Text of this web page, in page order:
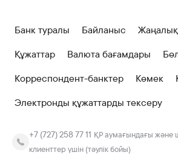
Банк туралы Байланыс
Құжаттар
Валюта бағамдары
Корреспондент-банктер
Көмек
Электронды құжаттарды тексеру
+7 (727) 258 77 11 ҚР аумағындағы және
клиенттер үшін (тәулік бойы)